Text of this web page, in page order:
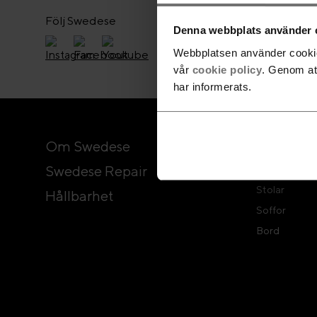
Denna webbplats använder
Webbplatsen använder
vår cookie policy. Genom
har informerats.
Följ Swedese
Om Swedese
Swedese Repair
Hållbarhet
Stolar
Soffor
Bord